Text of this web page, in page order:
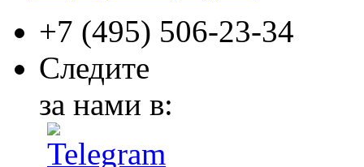
+7 (495) 506-23-34
Следите
за нами в: